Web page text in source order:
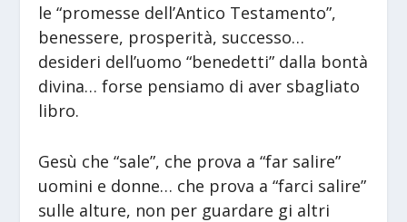
le “promesse dell’Antico Testamento”,
benessere, prosperità, successo…
desideri dell’uomo “benedetti” dalla bontà
divina… forse pensiamo di aver sbagliato
libro.
Gesù che “sale”, che prova a “far salire”
uomini e donne… che prova a “farci salire”
sulle alture, non per guardare gi altri